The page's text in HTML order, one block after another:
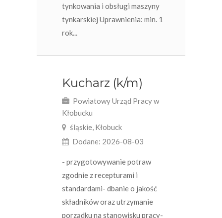
tynkowania i obsługi maszyny
tynkarskiej Uprawnienia: min. 1
rok...
Kucharz (k/m)
Powiatowy Urząd Pracy w
Kłobucku
śląskie, Kłobuck
Dodane: 2026-08-03
- przygotowywanie potraw
zgodnie z recepturami i
standardami- dbanie o jakość
składników oraz utrzymanie
porządku na stanowisku pracy-